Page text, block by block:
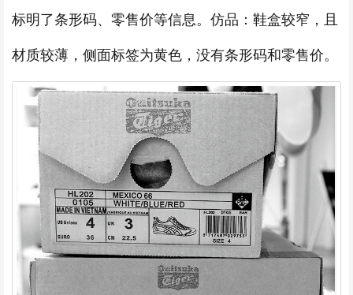
标明了条形码、零售价等信息。仿品：鞋盒较窄，且
材质较薄，侧面标签为黄色，没有条形码和零售价。